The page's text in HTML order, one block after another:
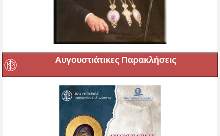
Αυγουστιάτικες Παρακλήσεις